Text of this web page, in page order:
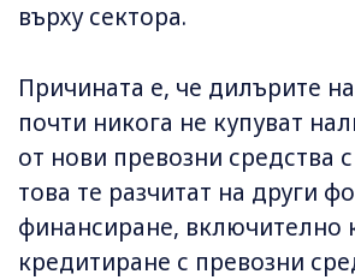
върху сектора.
Причината е, че дилърите
почти никога не купуват
от нови превозни средства
това те разчитат на други
финансиране, включително
кредитиране с превозни